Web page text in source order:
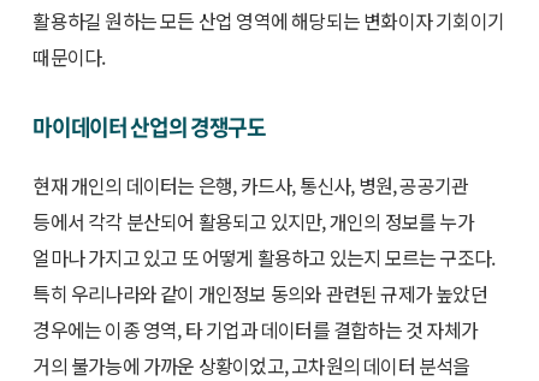
활용하길 원하는 모든 산업 영역에 해당되는 변화이자 기회이기
때문이다.
마이데이터 산업의 경쟁구도
현재 개인의 데이터는 은행, 카드사, 통신사, 병원, 공공기관
등에서 각각 분산되어 활용되고 있지만, 개인의 정보를 누가
얼마나 가지고 있고 또 어떻게 활용하고 있는지 모르는 구조다.
특히 우리나라와 같이 개인정보 동의와 관련된 규제가 높았던
경우에는 이종 영역, 타 기업과 데이터를 결합하는 것 자체가
거의 불가능에 가까운 상황이었고, 고차원의 데이터 분석을